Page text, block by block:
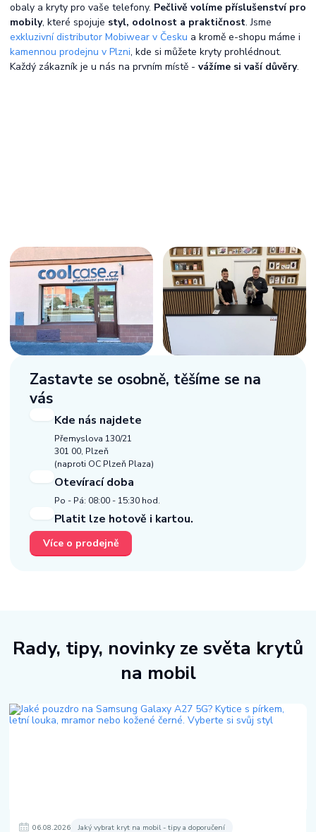
obaly a kryty pro vaše telefony. Pečlivě volíme příslušenství pro
mobily, které spojuje styl, odolnost a praktičnost. Jsme
exkluzivní distributor Mobiwear v Česku a kromě e-shopu máme i
kamennou prodejnu v Plzni, kde si můžete kryty prohlédnout.
Každý zákazník je u nás na prvním místě - vážíme si vaší důvěry.
Zastavte se osobně, těšíme se na
vás
Kde nás najdete
Přemyslova 130/21
301 00, Plzeň
(naproti OC Plzeň Plaza)
Otevírací doba
Po - Pá: 08:00 - 15:30 hod.
Platit lze hotově i kartou.
Více o prodejně
Rady, tipy, novinky ze světa krytů
na mobil
06.08.2026 Jaký vybrat kryt na mobil - tipy a doporučení